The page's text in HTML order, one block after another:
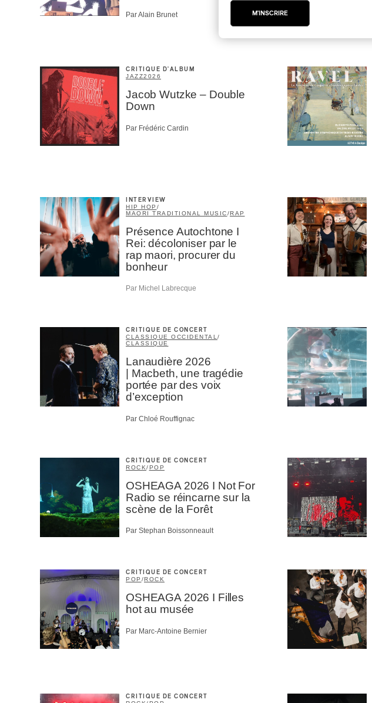
Par Alain Brunet
CRITIQUE D'ALBUM
JAZZ2026
Jacob Wutzke – Double
Down
Par Frédéric Cardin
INTERVIEW
HIP HOP /
MAORI TRADITIONAL MUSIC/RAP
Présence Autochtone I
Rei: décoloniser par le
rap maori, procurer du
bonheur
Par Michel Labrecque
CRITIQUE DE CONCERT
CLASSIQUE OCCIDENTAL/
CLASSIQUE
Lanaudière 2026
| Macbeth, une tragédie
portée par des voix
d’exception
Par Chloé Rouffignac
CRITIQUE DE CONCERT
ROCK/POP
OSHEAGA 2026 I Not For
Radio se réincarne sur la
scène de la Forêt
Par Stephan Boissonneault
CRITIQUE DE CONCERT
POP /ROCK
OSHEAGA 2026 I Filles
hot au musée
Par Marc-Antoine Bernier
CRITIQUE DE CONCERT
M'INSCRIRE